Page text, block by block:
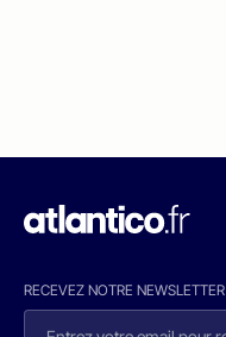
RECEVEZ NOTRE NEWSLETTER